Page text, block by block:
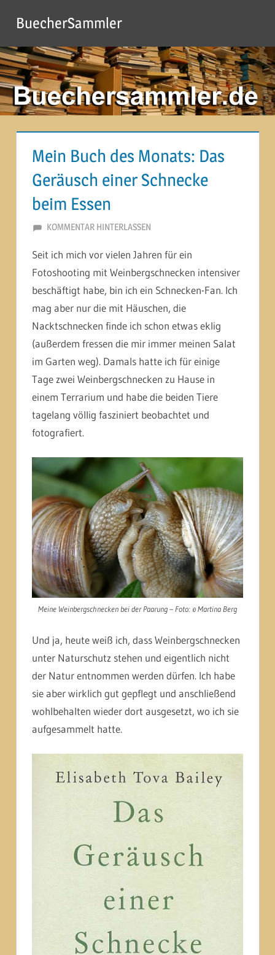
Inhalt
springen
BuecherSammler
Mein Buch des Monats: Das
Geräusch einer Schnecke
beim Essen
12. MAI 2014
MARTINA BERG
KOMMENTAR HINTERLASSEN
Seit ich mich vor vielen Jahren für ein
Fotoshooting mit Weinbergschnecken intensiver
beschäftigt habe, bin ich ein Schnecken-Fan. Ich
mag aber nur die mit Häuschen, die
Nacktschnecken finde ich schon etwas eklig
(außerdem fressen die mir immer meinen Salat
im Garten weg). Damals hatte ich für einige
Tage zwei Weinbergschnecken zu Hause in
einem Terrarium und habe die beiden Tiere
tagelang völlig fasziniert beobachtet und
fotografiert.
Meine Weinbergschnecken bei der Paarung – Foto: © Martina Berg
Und ja, heute weiß ich, dass Weinbergschnecken
unter Naturschutz stehen und eigentlich nicht
der Natur entnommen werden dürfen. Ich habe
sie aber wirklich gut gepflegt und anschließend
wohlbehalten wieder dort ausgesetzt, wo ich sie
aufgesammelt hatte.